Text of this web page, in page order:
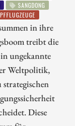
SANGDONG
in ihre
treibt die
ungekannte
Weltpolitik,
Diese